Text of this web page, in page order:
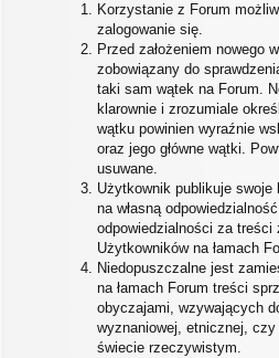
Korzystanie z Forum
zalogowanie się.
Przed założeniem nowego
zobowiązany do
taki sam wątek na Forum.
klarownie i zrozumiale
wątku powinien wyraźnie
oraz jego główne wątki.
usuwane.
Użytkownik publikuje swoje
na własną
odpowiedzialności za treści
Użytkowników na łamach
Niedopuszczalne jest
na łamach Forum treści
obyczajami, wzywających
wyznaniowej, etnicznej,
świecie rzeczywistym.